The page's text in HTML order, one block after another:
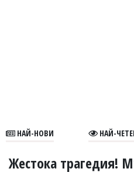
В
НАЙ-НОВИ НАЙ-
Жестока трагедия!